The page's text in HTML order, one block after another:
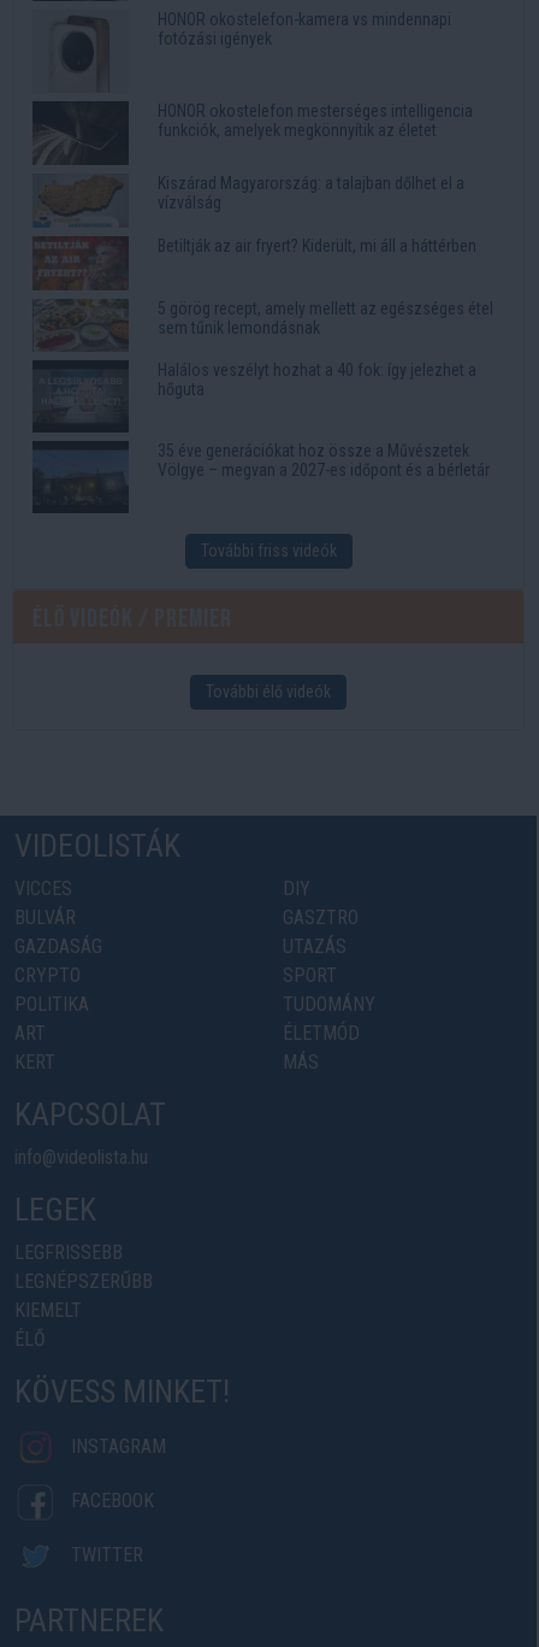
HONOR okostelefon-kamera vs mindennapi
fotózási igények
HONOR okostelefon mesterséges intelligencia
funkciók, amelyek megkönnyítik az életet
Kiszárad Magyarország: a talajban dőlhet el a
vízválság
Betiltják az air fryert? Kiderült, mi áll a háttérben
5 görög recept, amely mellett az egészséges étel
sem tűnik lemondásnak
Halálos veszélyt hozhat a 40 fok: így jelezhet a
hőguta
35 éve generációkat hoz össze a Művészetek
Völgye – megvan a 2027-es időpont és a bérletár
További friss videók
További élő videók
VIDEOLISTÁK
VICCES
BULVÁR
GAZDASÁG
CRYPTO
POLITIKA
ART
KERT
DIY
GASZTRO
UTAZÁS
SPORT
TUDOMÁNY
ÉLETMÓD
MÁS
KAPCSOLAT
info@videolista.hu
LEGEK
LEGFRISSEBB
LEGNÉPSZERŰBB
KIEMELT
ÉLŐ
KÖVESS MINKET!
INSTAGRAM
FACEBOOK
TWITTER
PARTNEREK